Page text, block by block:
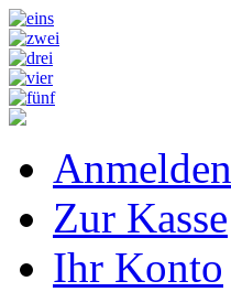
Anmelden
Zur Kasse
Ihr Konto